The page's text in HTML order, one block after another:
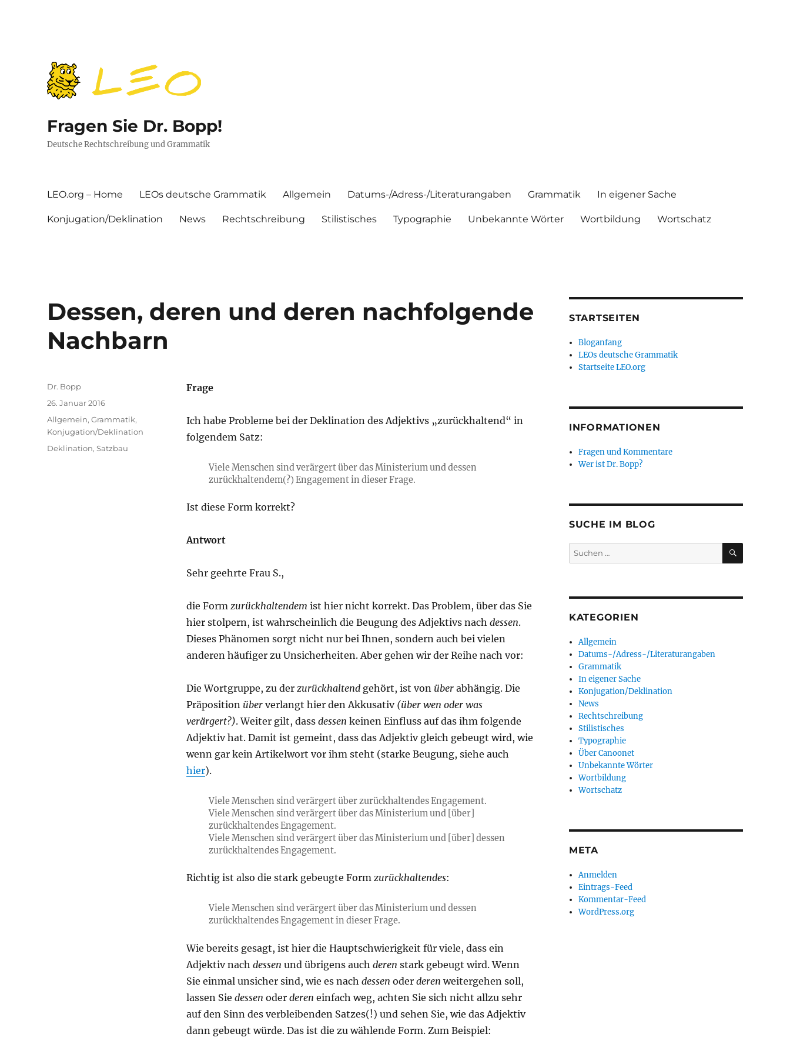
Fragen Sie Dr. Bopp!
Deutsche Rechtschreibung und Grammatik
LEO.org – Home LEOs deutsche Grammatik Allgemein Datums-/Adress-/Literaturangaben Grammatik In eigener Sache
Konjugation/Deklination News Rechtschreibung Stilistisches Typographie Unbekannte Wörter Wortbildung Wortschatz
Dessen, deren und deren nachfolgende
Nachbarn
Frage
Ich habe Probleme bei der Deklination des Adjektivs „zurückhaltend“ in
folgendem Satz:
Viele Menschen sind verärgert über das Ministerium und dessen
zurückhaltendem(?) Engagement in dieser Frage.
Ist diese Form korrekt?
Antwort
Sehr geehrte Frau S.,
die Form zurückhaltendem ist hier nicht korrekt. Das Problem, über das Sie
hier stolpern, ist wahrscheinlich die Beugung des Adjektivs nach dessen.
Dieses Phänomen sorgt nicht nur bei Ihnen, sondern auch bei vielen
anderen häufiger zu Unsicherheiten. Aber gehen wir der Reihe nach vor:
Die Wortgruppe, zu der zurückhaltendgehört, ist von überabhängig. Die
Präposition überverlangt hier den Akkusativ (über wen oder was
verärgert?). Weiter gilt, dass dessen keinen Einfluss auf das ihm folgende
Adjektiv hat. Damit ist gemeint, dass das Adjektiv gleich gebeugt wird, wie
wenn gar kein Artikelwort vor ihm steht (starke Beugung, siehe auch
hier).
Viele Menschen sind verärgert über zurückhaltendes Engagement.
Viele Menschen sind verärgert über das Ministerium und [über]
zurückhaltendes Engagement.
Viele Menschen sind verärgert über das Ministerium und [über] dessen
zurückhaltendes Engagement.
Richtig ist also die stark gebeugte Form zurückhaltendes:
Viele Menschen sind verärgert über das Ministerium und dessen
zurückhaltendes Engagement in dieser Frage.
Wie bereits gesagt, ist hier die Hauptschwierigkeit für viele, dass ein
Adjektiv nach dessen und übrigens auch deren stark gebeugt wird. Wenn
Sie einmal unsicher sind, wie es nach dessen oder deren weitergehen soll,
lassen Sie dessen oder deren einfach weg, achten Sie sich nicht allzu sehr
auf den Sinn des verbleibenden Satzes(!) und sehen Sie, wie das Adjektiv
dann gebeugt würde. Das ist die zu wählende Form. Zum Beispiel:
Autor
Dr. Bopp
Veröffentlicht
am
26. Januar 2016
Kategorien
Allgemein,Grammatik,
Konjugation/Deklination
Schlagwörter
Deklination,Satzbau
STARTSEITEN
Bloganfang
LEOs deutsche Grammatik
Startseite LEO.org
INFORMATIONEN
Fragen und Kommentare
Wer ist Dr. Bopp?
SUCHE IM BLOG
Suchen
nach:
SUCHEN
KATEGORIEN
Allgemein
Datums-/Adress-/Literaturangaben
Grammatik
In eigener Sache
Konjugation/Deklination
News
Rechtschreibung
Stilistisches
Typographie
Über Canoonet
Unbekannte Wörter
Wortbildung
Wortschatz
META
Anmelden
Eintrags-Feed
Kommentar-Feed
WordPress.org